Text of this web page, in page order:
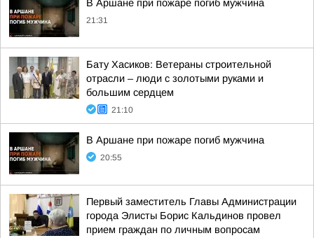
В Аршане при пожаре погиб мужчина
21:31
Бату Хасиков: Ветераны строительной
отрасли – люди с золотыми руками и
большим сердцем
21:10
В Аршане при пожаре погиб мужчина
20:55
Первый заместитель Главы Администрации
города Элисты Борис Кальдинов провел
прием граждан по личным вопросам